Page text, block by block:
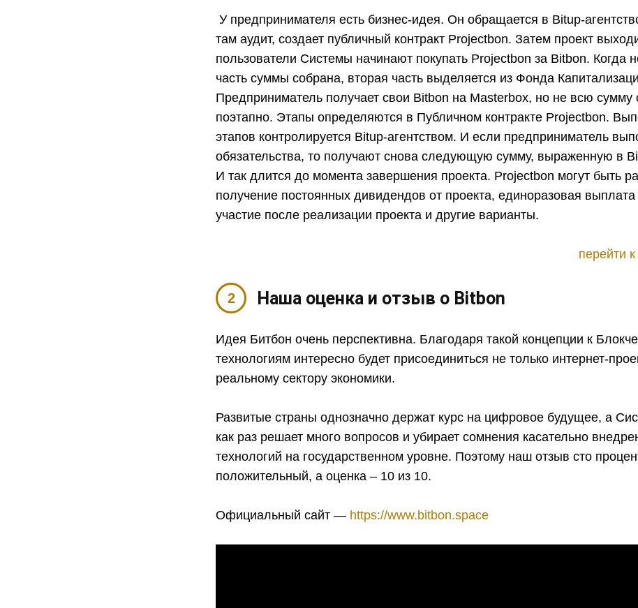
У предпринимателя есть бизнес-идея. Он обращается в Bitup-
там аудит, создает публичный контракт Projectbon. Затем проект
пользователи Системы начинают покупать Projectbon за Bitbon. Когда
часть суммы собрана, вторая часть выделяется из Фонда
Предприниматель получает свои Bitbon на Masterbox, но не всю сумму
поэтапно. Этапы определяются в Публичном контракте Projectbon.
этапов контролируется Bitup-агентством. И если предприниматель
обязательства, то получают снова следующую сумму, выраженную в
И так длится до момента завершения проекта. Projectbon могут быть
получение постоянных дивидендов от проекта, единоразовая выплата
участие после реализации проекта и другие варианты.
перейти
Наша оценка и отзыв о Bitbon
Идея Битбон очень перспективна. Благодаря такой концепции к
технологиям интересно будет присоединиться не только интернет-
реальному сектору экономики.
Развитые страны однозначно держат курс на цифровое будущее, а
как раз решает много вопросов и убирает сомнения касательно
технологий на государственном уровне. Поэтому наш отзыв сто
положительный, а оценка – 10 из 10.
Официальный сайт — https://www.bitbon.space